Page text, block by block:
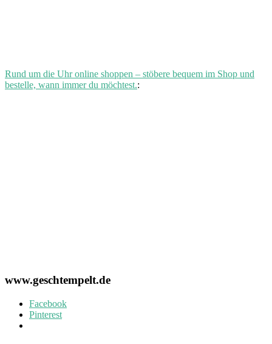
Rund um die Uhr online shoppen – stöbere bequem im Shop und
bestelle, wann immer du möchtest.:
www.geschtempelt.de
Facebook
Pinterest